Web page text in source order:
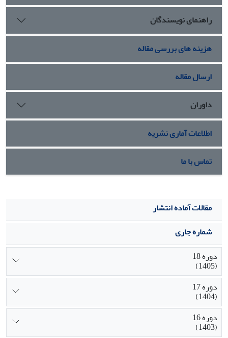
هنرمندان از بدنشان در ارائة آثار هنری‌شان داشته باشد.
راهنمای نویسندگان
هزینه های بررسی مقاله
ارسال مقاله
داوران
اطلاعات آماری نشریه
تماس با ما
مقالات آماده انتشار
شماره جاری
دوره 18
(1405)
دوره 17
(1404)
دوره 16
(1403)